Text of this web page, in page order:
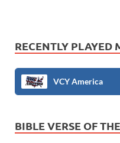
RECENTLY PLAYED
VCY America
BIBLE VERSE OF